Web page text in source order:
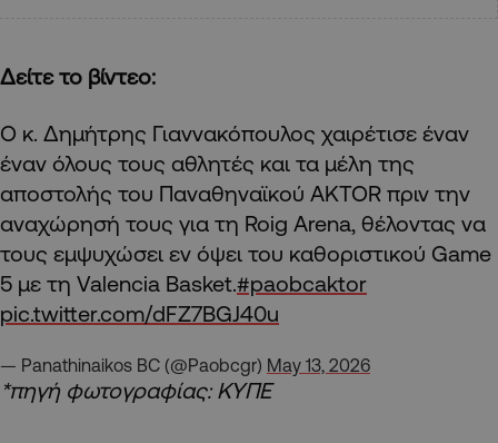
Δείτε το βίντεο:
Ο κ. Δημήτρης Γιαννακόπουλος χαιρέτισε έναν
έναν όλους τους αθλητές και τα μέλη της
αποστολής του Παναθηναϊκού AKTOR πριν την
αναχώρησή τους για τη Roig Arena, θέλοντας να
τους εμψυχώσει εν όψει του καθοριστικού Game
5 με τη Valencia Basket.#paobcaktor
pic.twitter.com/dFZ7BGJ40u
— Panathinaikos BC (@Paobcgr) May 13, 2026
*πηγή φωτογραφίας: ΚΥΠΕ